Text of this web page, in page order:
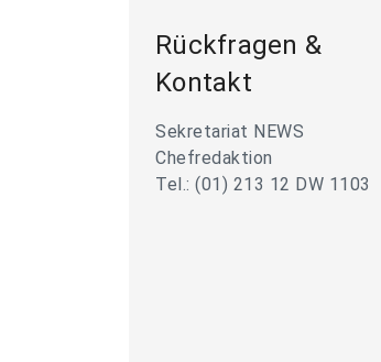
Rückfragen &
Kontakt
Sekretariat NEWS
Chefredaktion
Tel.: (01) 213 12 DW 1103